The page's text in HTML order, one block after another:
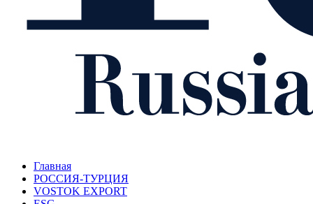
Главная
РОССИЯ-ТУРЦИЯ
VOSTOK EXPORT